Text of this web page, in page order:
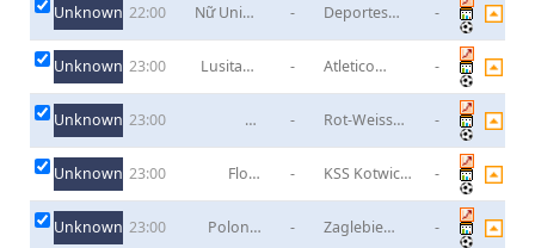
Unknown 22:00
Nữ Union
-
Deportes
-
Unknown 23:00
Lusitano
-
Atletico
Purtugal
-
Unknown 23:00
SV
U21
-
Rot-Weiss
-
Unknown 23:00
Flota
-
KSS Kotwica
-
Unknown 23:00
Polonia
-
Zaglebie
-